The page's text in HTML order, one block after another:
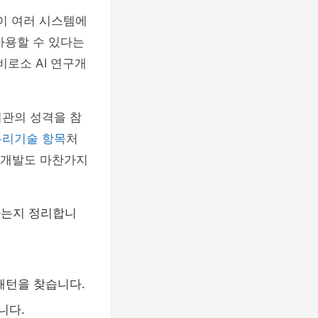
여러 시스템에
용할 수 있다는
로소 AI 연구개
의 성격을 참
기술 항목처
발도 마찬가지
지 정리합니
을 찾습니다.
다.